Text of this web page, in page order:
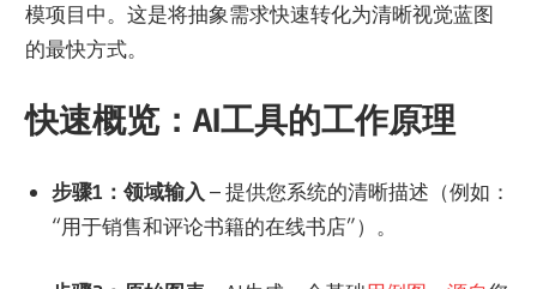
模项目中。这是将抽象需求快速转化为清晰视觉蓝图
的最快方式。
快速概览：AI工具的工作原理
步骤1：领域输入 – 提供您系统的清晰描述（例如：
“用于销售和评论书籍的在线书店”）。